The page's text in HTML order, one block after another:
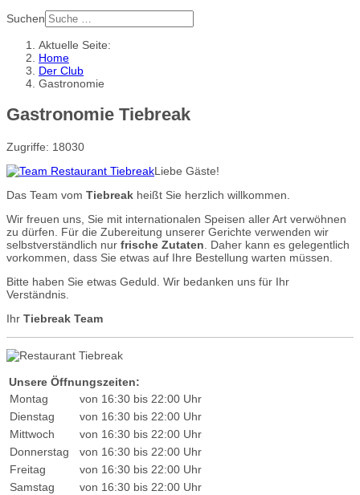
Suchen
Aktuelle Seite:
Home
Der Club
Gastronomie
Gastronomie Tiebreak
Zugriffe: 18030
Liebe Gäste!
Das Team vom Tiebreak heißt Sie herzlich willkommen.
Wir freuen uns, Sie mit internationalen Speisen aller Art verwöhnen
zu dürfen. Für die Zubereitung unserer Gerichte verwenden wir
selbstverständlich nur frische Zutaten . Daher kann es gelegentlich
vorkommen, dass Sie etwas auf Ihre Bestellung warten müssen.
Bitte haben Sie etwas Geduld. Wir bedanken uns für Ihr
Verständnis.
Ihr Tiebreak Team
Unsere Öffnungszeiten:
Montag
von 16:30 bis 22:00 Uhr
Dienstag
von 16:30 bis 22:00 Uhr
Mittwoch
von 16:30 bis 22:00 Uhr
Donnerstag
von 16:30 bis 22:00 Uhr
Freitag
von 16:30 bis 22:00 Uhr
Samstag
von 16:30 bis 22:00 Uhr